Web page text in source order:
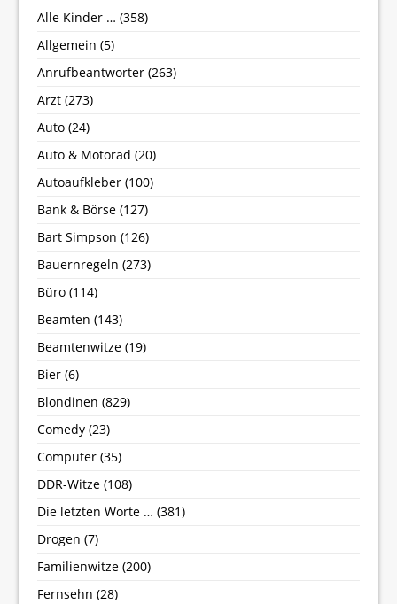
Alle Kinder … (358)
Allgemein (5)
Anrufbeantworter (263)
Arzt (273)
Auto (24)
Auto & Motorad (20)
Autoaufkleber (100)
Bank & Börse (127)
Bart Simpson (126)
Bauernregeln (273)
Büro (114)
Beamten (143)
Beamtenwitze (19)
Bier (6)
Blondinen (829)
Comedy (23)
Computer (35)
DDR-Witze (108)
Die letzten Worte … (381)
Drogen (7)
Familienwitze (200)
Fernsehn (28)